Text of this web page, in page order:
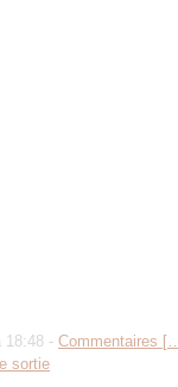
18:48 - Commentaires [
sortie